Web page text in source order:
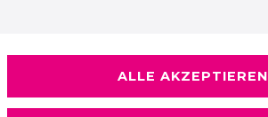
ALLE AKZEPTIEREN